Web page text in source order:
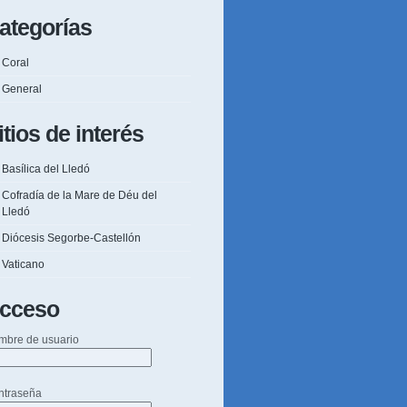
Coral
General
de interés
Basílica del Lledó
Cofradía de la Mare de Déu del
Lledó
Diócesis Segorbe-Castellón
Vaticano
de usuario